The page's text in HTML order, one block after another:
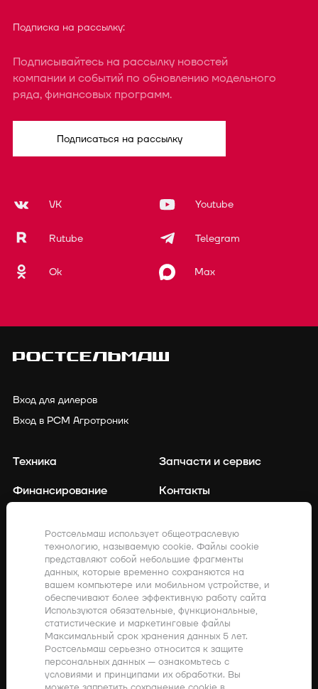
Подписка на рассылку:
Подписывайтесь на рассылку новостей
компании и событий по обновлению модельного
ряда, финансовых программ.
Подписаться на рассылку
VK Youtube
Rutube Telegram
Ok Max
Вход для дилеров
Вход в РСМ Агротроник
Техника
Финансирование
Закупки
Компания
Заявка на сервис
Запчасти и сервис
Контакты
Акции
Дилерам
г. Ростов-на-Дону,
ул. Менжинского, 2
Ростсельмаш использует общеотраслевую
технологию, называемую cookie. Файлы cookie
представляют собой небольшие фрагменты
данных, которые временно сохраняются на
вашем компьютере или мобильном устройстве, и
обеспечивают более эффективную работу сайта
Используются обязательные, функциональные,
статистические и маркетинговые файлы
Максимальный срок хранения данных 5 лет.
Ростсельмаш серьезно относится к защите
персональных данных — ознакомьтесь с
условиями и принципами их обработки. Вы